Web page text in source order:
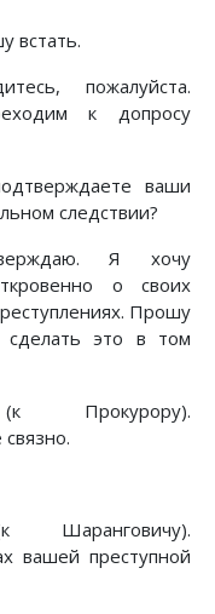
встать.
пожалуйста.
к допросу
ваши
следствии?
Я хочу
о своих
Прошу
сделать это в том
вашей преступной